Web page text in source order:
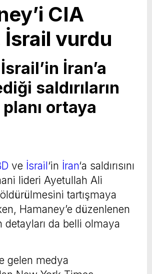
CIA
vurdu
İran’a
saldırıların
ortaya
ve İsrail‘in İran‘a saldırısını
lideri Ayetullah Ali
tartışmaya
Hamaney’e düzenlenen
detayları da belli olmaya
gelen medya